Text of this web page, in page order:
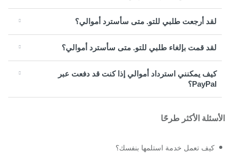
لقد أرجعت طلبي للتو. متى سأسترد أموالي؟
لقد قمت بإلغاء طلبي للتو. متى سأسترد أموالي؟
كيف يمكنني استرداد أموالي إذا كنت قد دفعت عبر
PayPal؟
الأسئلة الأكثر طرحًا
كيف تعمل خدمة استلمها بنفسك؟